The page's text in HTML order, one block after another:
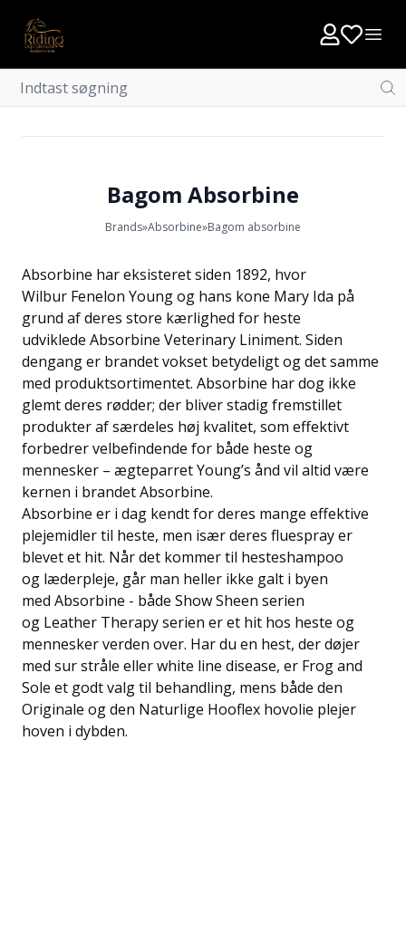
Bagom Absorbine
Brands»Absorbine»Bagom absorbine
Absorbine har eksisteret siden 1892, hvor
Wilbur Fenelon Young og hans kone Mary Ida på
grund af deres store kærlighed for heste
udviklede Absorbine Veterinary Liniment. Siden
dengang er brandet vokset betydeligt og det samme
med produktsortimentet. Absorbine har dog ikke
glemt deres rødder; der bliver stadig fremstillet
produkter af særdeles høj kvalitet, som effektivt
forbedrer velbefindende for både heste og
mennesker – ægteparret Young’s ånd vil altid være
kernen i brandet Absorbine.
Absorbine er i dag kendt for deres mange effektive
plejemidler til heste, men især deres fluespray er
blevet et hit. Når det kommer til hesteshampoo
og læderpleje, går man heller ikke galt i byen
med Absorbine - både Show Sheen serien
og Leather Therapy serien er et hit hos heste og
mennesker verden over. Har du en hest, der døjer
med sur stråle eller white line disease, er Frog and
Sole et godt valg til behandling, mens både den
Originale og den Naturlige Hooflex hovolie plejer
hoven i dybden.